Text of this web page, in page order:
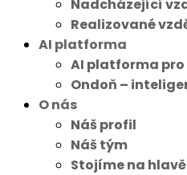
Nadcházející
Realizované
AI platforma
AI platforma
Ondoň –
O nás
Náš profil
Náš tým
Stojíme na hlavě